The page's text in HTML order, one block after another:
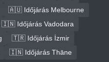
🇦🇺 Időjárás Melbourne
🇮🇳 Időjárás Vadodara
🇹🇷 Időjárás İzmir
🇮🇳 Időjárás Thāne